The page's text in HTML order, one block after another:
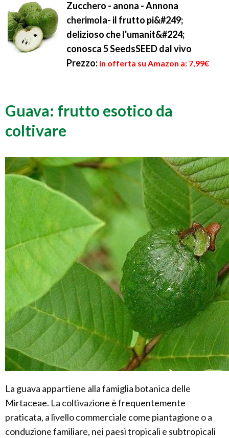
Zucchero - anona - Annona
cherimola- il frutto pi&#249;
delizioso che l'umanit&#224;
conosca 5 SeedsSEED dal vivo
Prezzo: in offerta su Amazon a: 7,99€
Guava: frutto esotico da
coltivare
La guava appartiene alla famiglia botanica delle
Mirtaceae. La coltivazione è frequentemente
praticata, a livello commerciale come piantagione o a
conduzione familiare, nei paesi tropicali e subtropicali